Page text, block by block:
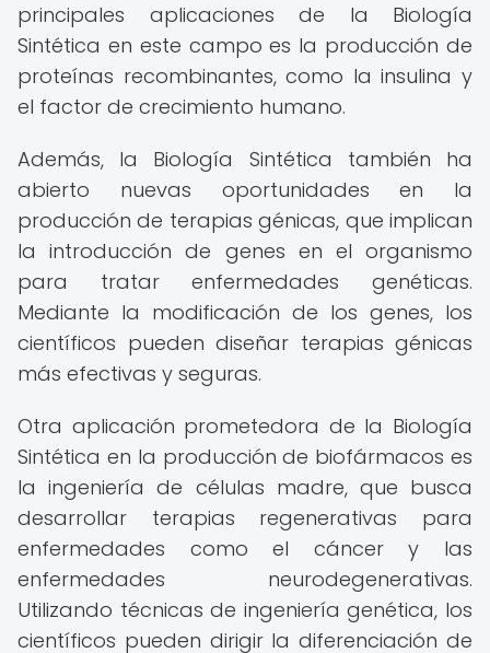
principales aplicaciones de la Biología
Sintética en este campo es la producción de
proteínas recombinantes, como la insulina y
el factor de crecimiento humano.
Además, la Biología Sintética también ha
abierto nuevas oportunidades en la
producción de terapias génicas, que implican
la introducción de genes en el organismo
para tratar enfermedades genéticas.
Mediante la modificación de los genes, los
científicos pueden diseñar terapias génicas
más efectivas y seguras.
Otra aplicación prometedora de la Biología
Sintética en la producción de biofármacos es
la ingeniería de células madre, que busca
desarrollar terapias regenerativas para
enfermedades como el cáncer y las
enfermedades neurodegenerativas.
Utilizando técnicas de ingeniería genética, los
científicos pueden dirigir la diferenciación de